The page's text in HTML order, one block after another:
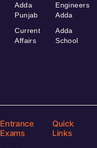
Adda
Punjab
Current
Affairs
Engineers
Adda
Adda
School
Entrance
Exams
Quick
Links